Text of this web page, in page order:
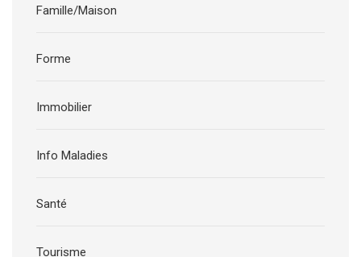
Famille/Maison
Forme
Immobilier
Info Maladies
Santé
Tourisme